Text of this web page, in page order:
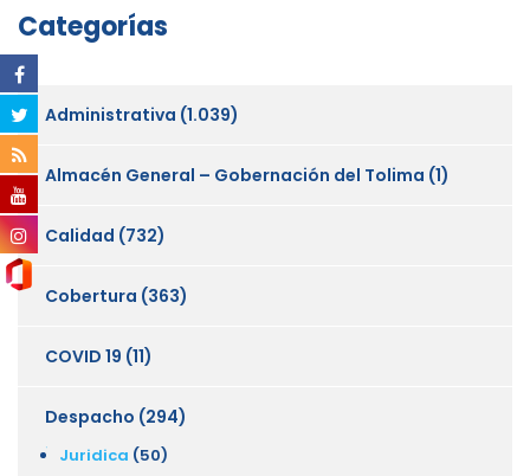
Categorías
Administrativa (1.039)
Almacén General – Gobernación del Tolima (1)
Calidad (732)
Cobertura (363)
COVID 19 (11)
Despacho (294)
Juridica (50)